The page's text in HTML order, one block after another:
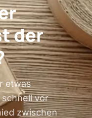
der
etwas
vor
zwischen